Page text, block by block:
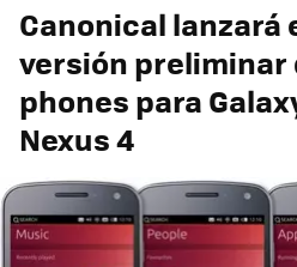
Canonical lanzará
versión preliminar
phones para
Nexus 4